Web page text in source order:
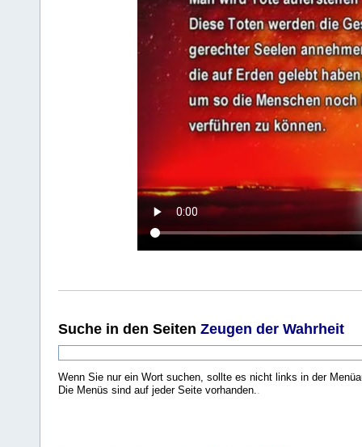
Suche in den Seiten Zeugen der Wahrheit
Wenn Sie nur ein Wort suchen, sollte es nicht links in der
Die Menüs sind auf jeder Seite vorhanden..